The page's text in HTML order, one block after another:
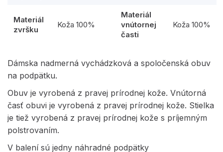
Materiál
zvršku
Koža 100%
Materiál
vnútornej
časti
Koža 100%
Dámska nadmerná vychádzková a spoločenská obuv
na podpätku.
Obuv je vyrobená z pravej prírodnej kože. Vnútorná
časť obuvi je vyrobená z pravej prírodnej kože. Stielka
je tiež vyrobená z pravej prírodnej kože s príjemným
polstrovaním.
V balení sú jedny náhradné podpätky